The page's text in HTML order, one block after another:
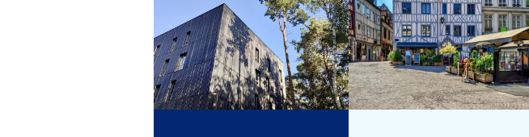
Location Location